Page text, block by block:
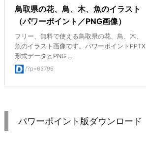
鳥取県の花、鳥、木、魚のイラスト
（パワーポイント／PNG画像）
フリー、無料で使える鳥取県の花、鳥、木、
魚のイラスト画像です。パワーポイントPPTX
形式データとPNG ...
/?p=63796
パワーポイント版ダウンロード